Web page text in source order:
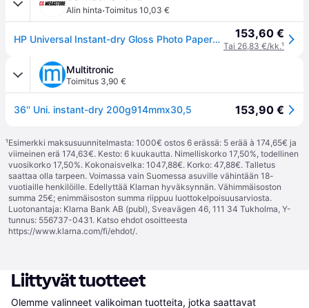
Alin hinta·Toimitus 10,03 €
HP Universal Instant-dry Gloss Photo Paper-914 mm x 30.5 m (36 in x 100 ft), 200 g/m², Ruskea, Valkoinen, 2 vuosi/vuosia, 15 - 30 °C, 18 - 30 °C, 15 - 80% 153,60 €
Tai 26,83 €/kk.¹
Multitronic
Toimitus 3,90 €
36'' Uni. instant-dry 200g914mmx30,5 153,90 €
¹Esimerkki maksusuunnitelmasta: 1000€ ostos 6 erässä: 5 erää à 174,65€ ja
viimeinen erä 174,63€. Kesto: 6 kuukautta. Nimelliskorko 17,50%, todellinen
vuosikorko 17,50%. Kokonaisvelka: 1047,88€. Korko: 47,88€. Talletus
saattaa olla tarpeen. Voimassa vain Suomessa asuville vähintään 18-
vuotiaille henkilöille. Edellyttää Klarnan hyväksynnän. Vähimmäisoston
summa 25€; enimmäisoston summa riippuu luottokelpoisuusarviosta.
Luotonantaja: Klarna Bank AB (publ), Sveavägen 46, 111 34 Tukholma, Y-
tunnus: 556737-0431. Katso ehdot osoitteesta
https://www.klarna.com/fi/ehdot/.
Liittyvät tuotteet
Olemme valinneet valikoiman tuotteita, jotka saattavat